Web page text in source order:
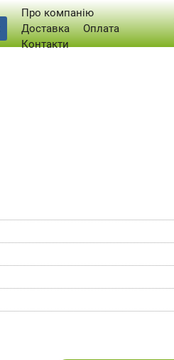
Про компанію
Доставка
Оплата
Контакти